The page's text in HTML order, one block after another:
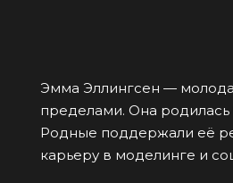
Эмма Эллингсен —
пределами. Она родилась
Родные поддержали её
карьеру в моделинге и